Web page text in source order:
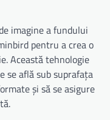
imagine a fundului
pentru a crea o
Această tehnologie
se află sub suprafața
și să se asigure